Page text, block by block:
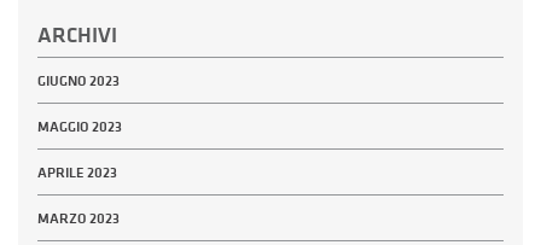
ARCHIVI
GIUGNO 2023
MAGGIO 2023
APRILE 2023
MARZO 2023